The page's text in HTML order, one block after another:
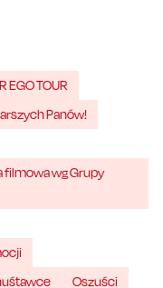
EGO TOUR
Panów!
filmowa wg Grupy
Oszuści